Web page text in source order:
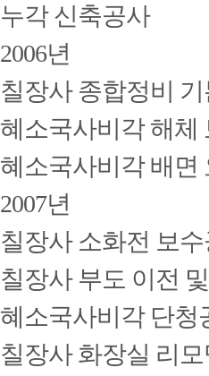
누각 신축공사
2006년
칠장사 종합정비
혜소국사비각 해체
혜소국사비각 배면
2007년
칠장사 소화전 보
칠장사 부도 이전
혜소국사비각 단청
칠장사 화장실 리